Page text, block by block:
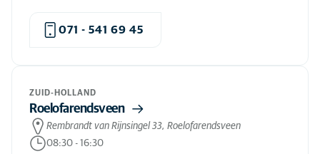
071 - 541 69 45
ZUID-HOLLAND
Roelofarendsveen
Rembrandt van Rijnsingel 33, Roelofarendsveen
08:30 - 16:30